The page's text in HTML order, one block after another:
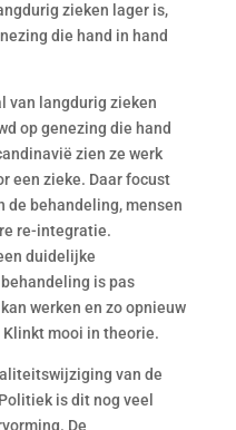
zieken lager is,
die hand in hand
van langdurig zieken
op genezing die hand
zien ze werk
een zieke. Daar focust
de behandeling, mensen
re-integratie.
duidelijke
is pas
werken en zo opnieuw
mooi in theorie.
van de
is dit nog veel
De